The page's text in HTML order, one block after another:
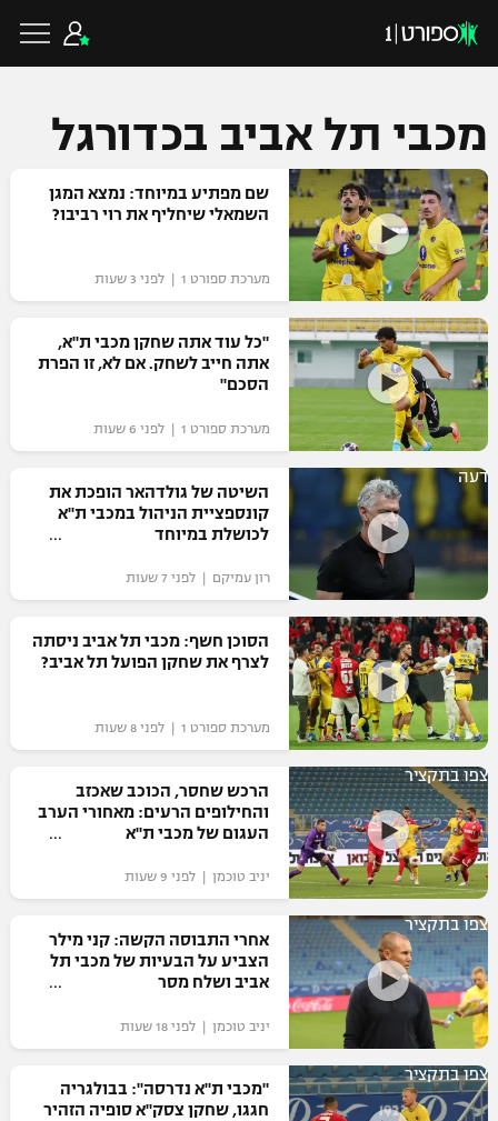
VOD
רץ ברשת
תוצאות
לוח שידורים
ברחבה
"מעל הליגה" – פודקאסט
"מחצית בשכונה" – פודקאסט
משתתפים וזוכים בפרסים
כדורגל ישראלי
ליגת העל
גביע הטוטו
ליגיונרים
גביע המדינה
נבחרת ישראל
מכבי חיפה
בית"ר ירושלים
מכבי תל אביב
הפועל תל אביב
הפועל חיפה
הפועל באר שבע
מכבי נתניה
בני יהודה
כדורגל עולמי
ליגת האלופות
ליגה אירופית
ליגה אנגלית
ליגה גרמנית
ליגה ספרדית
ליגה איטלקית
ליגה צרפתית
ליגה הולנדית
ליגה סינית
ליגה ברזילאית
ליגות נוספות
כדורסל ישראלי
ליגת ווינר סל
ליגה לאומית
כדורסל נשים
מכבי תל אביב
הפועל חולון
הפועל ירושלים
דני אבדיה
כדורסל עולמי
NBA
יורוליג
יורוקאפ
ענפים נוספים
טניס
כדוריד
כדורעף
שחייה
ג'ודו
אגרוף
ספורט אולימפי
UFC
היאבקות WWE
אופניים
ספורט מוטורי
מכבי תל אביב בכדורגל
שם מפתיע במיוחד: נמצא המגן
השמאלי שיחליף את רוי רביבו?
מערכת ספורט 1 | לפני 3 שעות
"כל עוד אתה שחקן מכבי ת"א,
אתה חייב לשחק. אם לא, זו הפרת
הסכם"
מערכת ספורט 1 | לפני 6 שעות
דעה
השיטה של גולדהאר הופכת את
קונספציית הניהול במכבי ת"א
לכושלת במיוחד
רון עמיקם | לפני 7 שעות
הסוכן חשף: מכבי תל אביב ניסתה
לצרף את שחקן הפועל תל אביב?
מערכת ספורט 1 | לפני 8 שעות
צפו בתקציר
הרכש שחסר, הכוכב שאכזב
והחילופים הרעים: מאחורי הערב
העגום של מכבי ת"א
יניב טוכמן | לפני 9 שעות
צפו בתקציר
אחרי התבוסה הקשה: קני מילר
הצביע על הבעיות של מכבי תל
אביב ושלח מסר
יניב טוכמן | לפני 18 שעות
צפו בתקציר
"מכבי ת"א נדרסה": בבולגריה
חגגו, שחקן צסק"א סופיה הזהיר